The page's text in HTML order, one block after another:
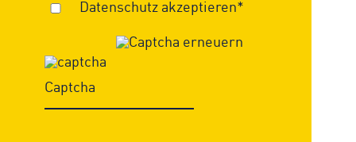
Datenschutz akzeptieren